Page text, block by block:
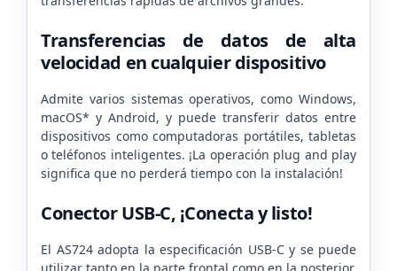
Transferencias de datos de alta
velocidad en cualquier dispositivo
Admite varios sistemas operativos, como Windows,
macOS* y Android, y puede transferir datos entre
dispositivos como computadoras portátiles, tabletas
o teléfonos inteligentes. ¡La operación plug and play
significa que no perderá tiempo con la instalación!
Conector USB-C, ¡Conecta y listo!
El AS724 adopta la especificación USB-C y se puede
utilizar tanto en la parte frontal como en la posterior,